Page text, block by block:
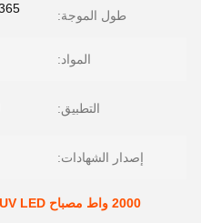
طول الموجة:
المواد:
التطبيق:
إصدار الشهادات:
2000 واط مصباح UV LED عالية القوة مصباح UV LED 385nm